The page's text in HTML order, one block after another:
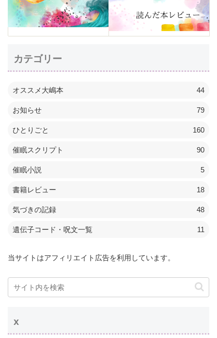
カテゴリー
オススメ大嶋本 44
お知らせ 79
ひとりごと 160
催眠スクリプト 90
催眠小説 5
書籍レビュー 18
気づきの記録 48
遺伝子コード・呪文一覧 11
当サイトはアフィリエイト広告を利用しています。
x